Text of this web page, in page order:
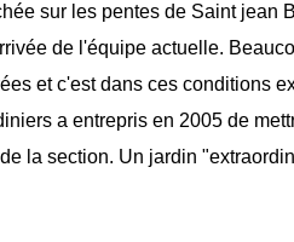
sur les pentes de Saint jean
de l'équipe actuelle.
et c'est dans ces conditions
a entrepris en 2005 de
la section. Un jardin